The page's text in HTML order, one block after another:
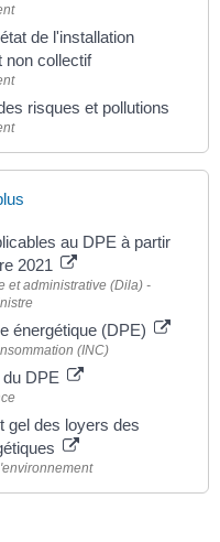
de l'installation
non collectif
risques et pollutions
au DPE à partir
2021
et administrative (Dila) -
énergétique (DPE)
(INC)
DPE
gel des loyers des